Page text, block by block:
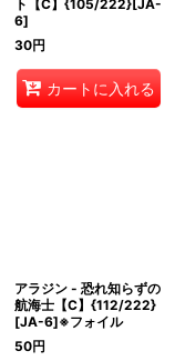
ト【C】{105/222}[JA-
6]
30円
カートに入れる
アラジン - 恐れ知らずの
航海士【C】{112/222}
[JA-6]※フォイル
50円